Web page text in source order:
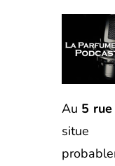
Au 5 rue
situe